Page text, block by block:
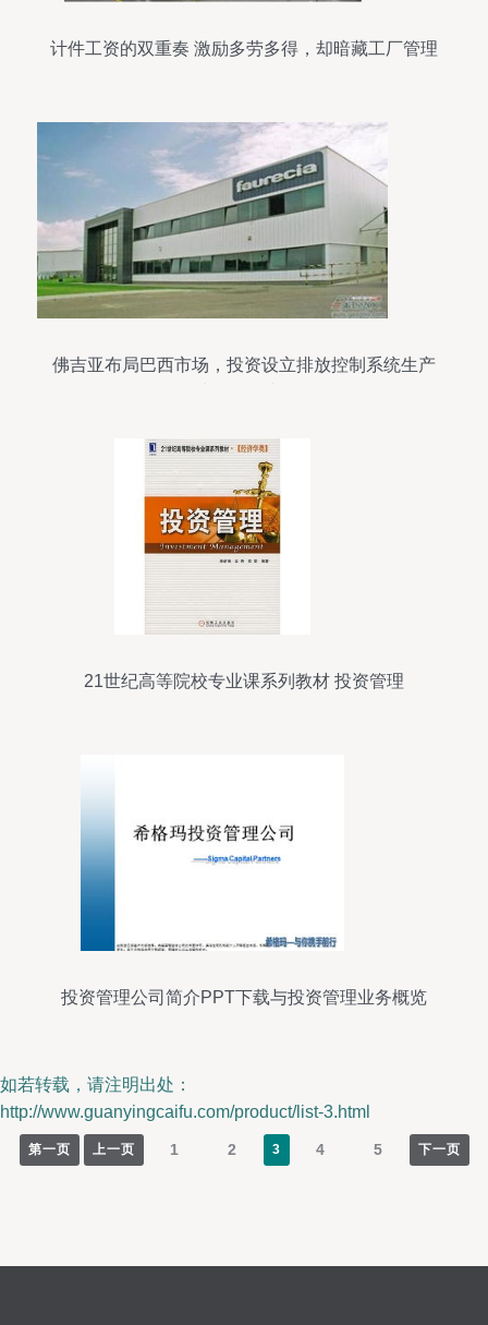
计件工资的双重奏 激励多劳多得，却暗藏工厂管理
佛吉亚布局巴西市场，投资设立排放控制系统生产
21世纪高等院校专业课系列教材 投资管理
投资管理公司简介PPT下载与投资管理业务概览
如若转载，请注明出处：
http://www.guanyingcaifu.com/product/list-3.html
第一页 上一页 1 2 3 4 5 下一页